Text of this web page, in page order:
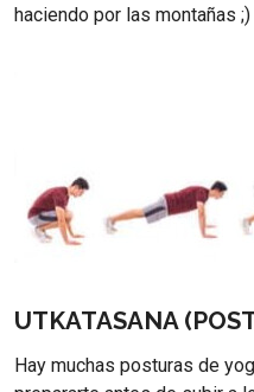
haciendo por las montañas ;)
UTKATASANA
Hay muchas posturas de